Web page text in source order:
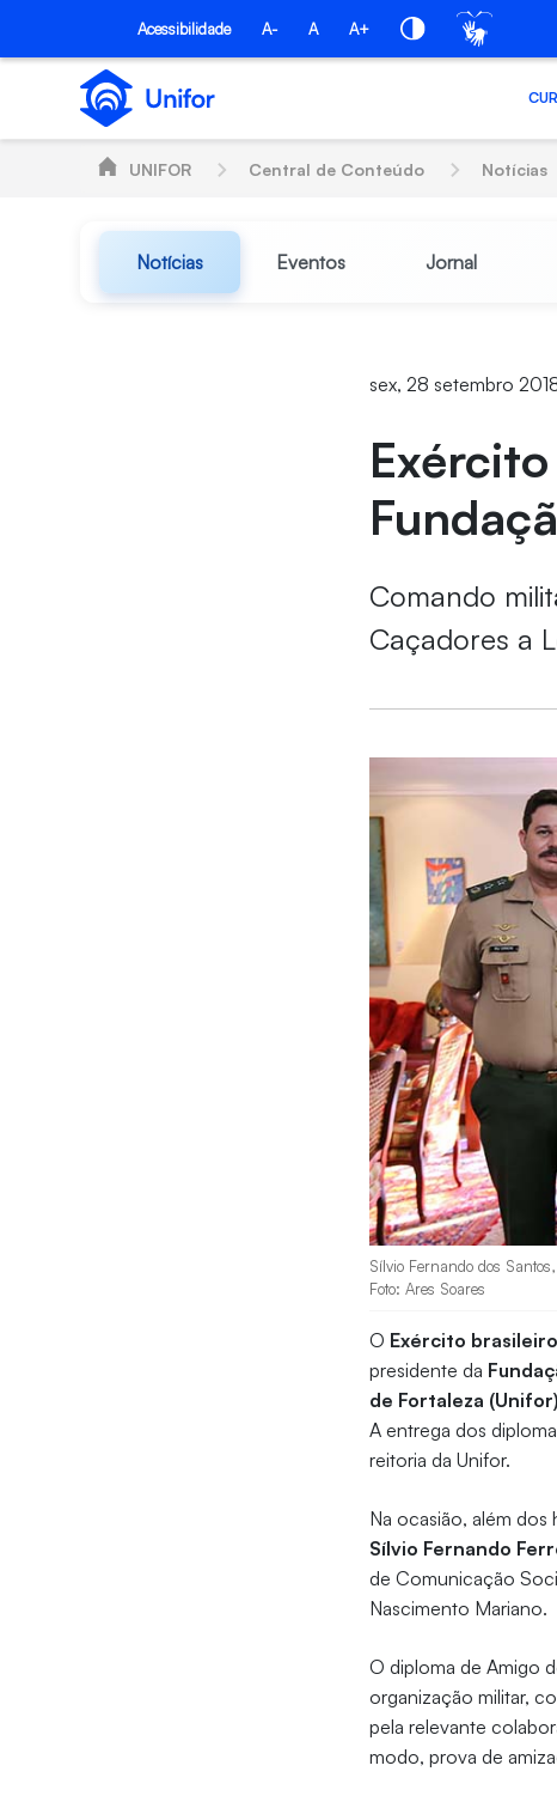
Pular para o Conteúdo principal
Acessibilidade A- A A+
UNIFOR Central de Conteúdo Notícias
Notícias Eventos Jornal
sex, 28 setembro
Comando
Caçadores a
Sílvio Fernando dos
Foto: Ares Soares
O Exército brasileiro
presidente da
de Fortaleza (Unifor)
A entrega dos
reitoria da Unifor.
Na ocasião, além
Sílvio Fernando
de Comunicação
Nascimento Mariano.
O diploma de Amigo
organização militar,
pela relevante
modo, prova de